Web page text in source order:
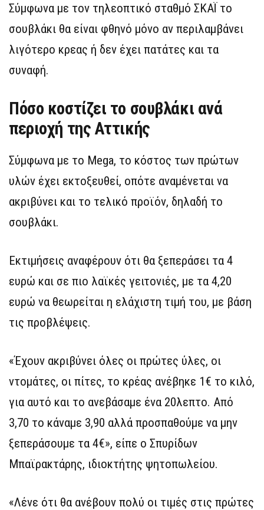
Σύμφωνα με τον τηλεοπτικό σταθμό ΣΚΑΪ το
σουβλάκι θα είναι φθηνό μόνο αν περιλαμβάνει
λιγότερο κρεας ή δεν έχει πατάτες και τα
συναφή.
Πόσο κοστίζει το σουβλάκι ανά
περιοχή της Αττικής
Σύμφωνα με το Mega, το κόστος των πρώτων
υλών έχει εκτοξευθεί, οπότε αναμένεται να
ακριβύνει και το τελικό προϊόν, δηλαδή το
σουβλάκι.
Εκτιμήσεις αναφέρουν ότι θα ξεπεράσει τα 4
ευρώ και σε πιο λαϊκές γειτονιές, με τα 4,20
ευρώ να θεωρείται η ελάχιστη τιμή του, με βάση
τις προβλέψεις.
«Έχουν ακριβύνει όλες οι πρώτες ύλες, οι
ντομάτες, οι πίτες, το κρέας ανέβηκε 1€ το κιλό,
για αυτό και το ανεβάσαμε ένα 20λεπτο. Από
3,70 το κάναμε 3,90 αλλά προσπαθούμε να μην
ξεπεράσουμε τα 4€», είπε ο Σπυρίδων
Μπαϊρακτάρης, ιδιοκτήτης ψητοπωλείου.
«Λένε ότι θα ανέβουν πολύ οι τιμές στις πρώτες